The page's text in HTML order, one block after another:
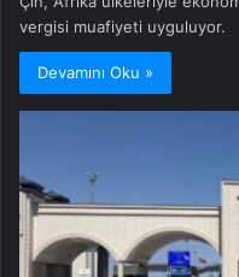
vergisi muafiyeti uyguluyor.
Devamını Oku »